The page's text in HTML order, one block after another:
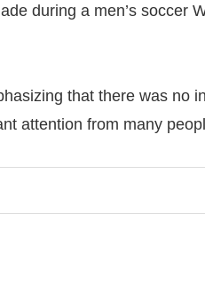
during a men’s soccer
that there was no
attention from many